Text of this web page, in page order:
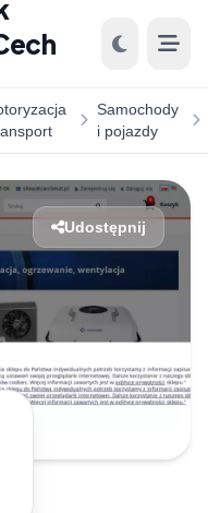
Samochody
i pojazdy
Udostępnij